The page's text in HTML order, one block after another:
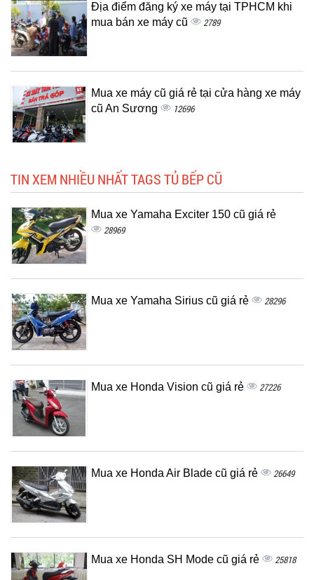
Địa điểm đăng ký xe máy tại TPHCM khi
mua bán xe máy cũ
2789
Mua xe máy cũ giá rẻ tại cửa hàng xe máy
cũ An Sương
12696
TIN XEM NHIỀU NHẤT TAGS TỦ BẾP CŨ
Mua xe Yamaha Exciter 150 cũ giá rẻ
28969
Mua xe Yamaha Sirius cũ giá rẻ 28296
Mua xe Honda Vision cũ giá rẻ 27226
Mua xe Honda Air Blade cũ giá rẻ 26649
Mua xe Honda SH Mode cũ giá rẻ 25818